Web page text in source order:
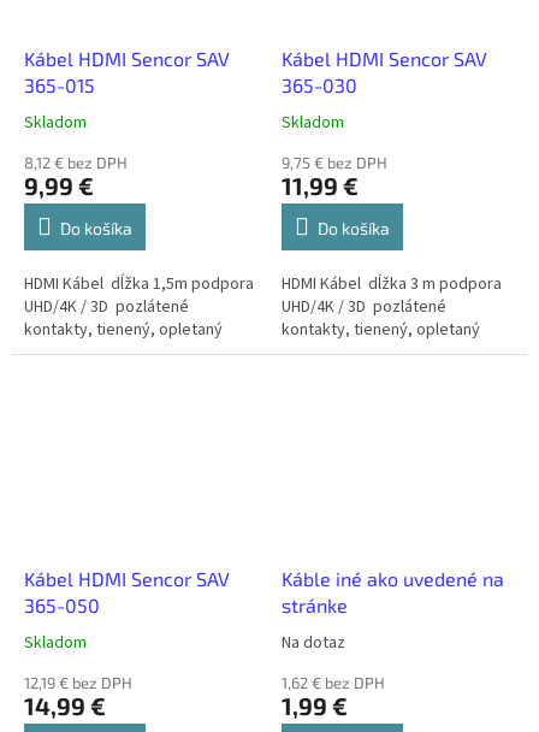
Kábel HDMI Sencor SAV
365-015
Skladom
8,12 € bez DPH
9,99 €
Do košíka
HDMI Kábel dĺžka 1,5m podpora
UHD/4K / 3D pozlátené
kontakty, tienený, opletaný
Kábel HDMI Sencor SAV
365-030
Skladom
9,75 € bez DPH
11,99 €
Do košíka
HDMI Kábel dĺžka 3 m podpora
UHD/4K / 3D pozlátené
kontakty, tienený, opletaný
Kábel HDMI Sencor SAV
365-050
Skladom
12,19 € bez DPH
14,99 €
Káble iné ako uvedené na
stránke
Na dotaz
1,62 € bez DPH
1,99 €